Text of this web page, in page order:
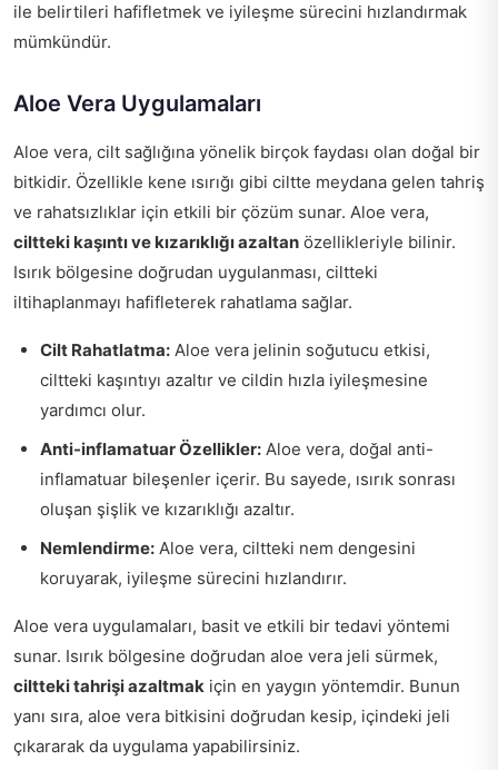
ile belirtileri hafifletmek ve iyileşme sürecini hızlandırmak
mümkündür.
Aloe Vera Uygulamaları
Aloe vera, cilt sağlığına yönelik birçok faydası olan doğal bir
bitkidir. Özellikle kene ısırığı gibi ciltte meydana gelen tahriş
ve rahatsızlıklar için etkili bir çözüm sunar. Aloe vera,
ciltteki kaşıntı ve kızarıklığı azaltan özellikleriyle bilinir.
Isırık bölgesine doğrudan uygulanması, ciltteki
iltihaplanmayı hafifleterek rahatlama sağlar.
Cilt Rahatlatma: Aloe vera jelinin soğutucu etkisi,
ciltteki kaşıntıyı azaltır ve cildin hızla iyileşmesine
yardımcı olur.
Anti-inflamatuar Özellikler: Aloe vera, doğal anti-
inflamatuar bileşenler içerir. Bu sayede, ısırık sonrası
oluşan şişlik ve kızarıklığı azaltır.
Nemlendirme: Aloe vera, ciltteki nem dengesini
koruyarak, iyileşme sürecini hızlandırır.
Aloe vera uygulamaları, basit ve etkili bir tedavi yöntemi
sunar. Isırık bölgesine doğrudan aloe vera jeli sürmek,
ciltteki tahrişi azaltmak için en yaygın yöntemdir. Bunun
yanı sıra, aloe vera bitkisini doğrudan kesip, içindeki jeli
çıkararak da uygulama yapabilirsiniz.